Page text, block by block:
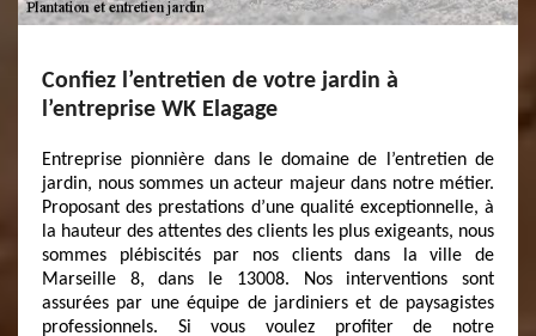
Confiez l’entretien de votre jardin à
l’entreprise WK Elagage
Entreprise pionnière dans le domaine de l’entretien de
jardin, nous sommes un acteur majeur dans notre métier.
Proposant des prestations d’une qualité exceptionnelle, à
la hauteur des attentes des clients les plus exigeants, nous
sommes plébiscités par nos clients dans la ville de
Marseille 8, dans le 13008. Nos interventions sont
assurées par une équipe de jardiniers et de paysagistes
professionnels. Si vous voulez profiter de notre